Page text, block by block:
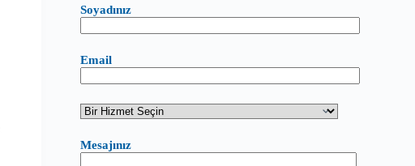
Soyadınız
Email
Mesajınız